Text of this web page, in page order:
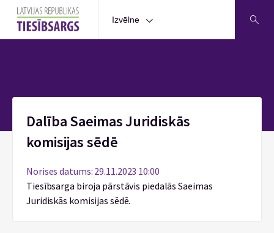
Izvēlne
Dalība Saeimas Juridiskās
komisijas sēdē
Norises datums: 29.11.2023 10:00
Tiesībsarga biroja pārstāvis piedalās Saeimas
Juridiskās komisijas sēdē.